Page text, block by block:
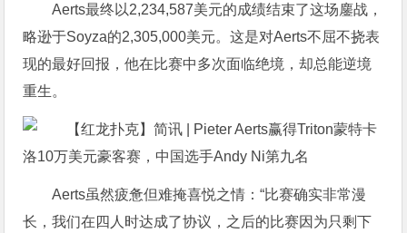
Aerts最终以2,234,587美元的成绩结束了这场鏖战，
略逊于Soyza的2,305,000美元。这是对Aerts不屈不挠表
现的最好回报，他在比赛中多次面临绝境，却总能逆境
重生。
Aerts虽然疲惫但难掩喜悦之情：“比赛确实非常漫
长，我们在四人时达成了协议，之后的比赛因为只剩下